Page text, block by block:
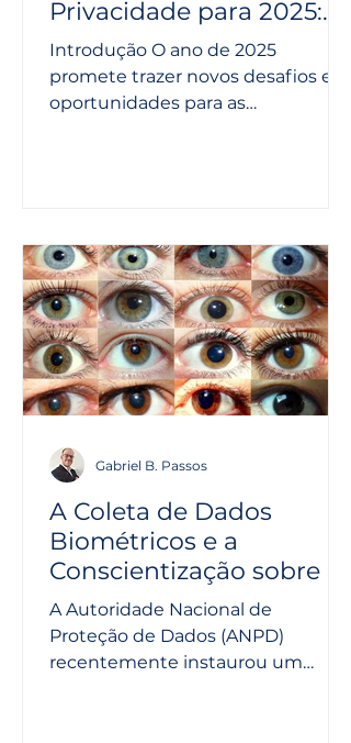
Privacidade para 2025:
Maximização de
Indicadores de
Desempenho, Risco e
Introdução O ano de 2025
promete trazer novos desafios e
oportunidades para as
A Coleta de Dados
Biométricos e a
Conscientização sobre a
Venda de Dados
Pessoais: Análise da
ANPD e a Necessidade
A Autoridade Nacional de
Proteção de Dados (ANPD)
recentemente instaurou um
Gabriel B. Passos